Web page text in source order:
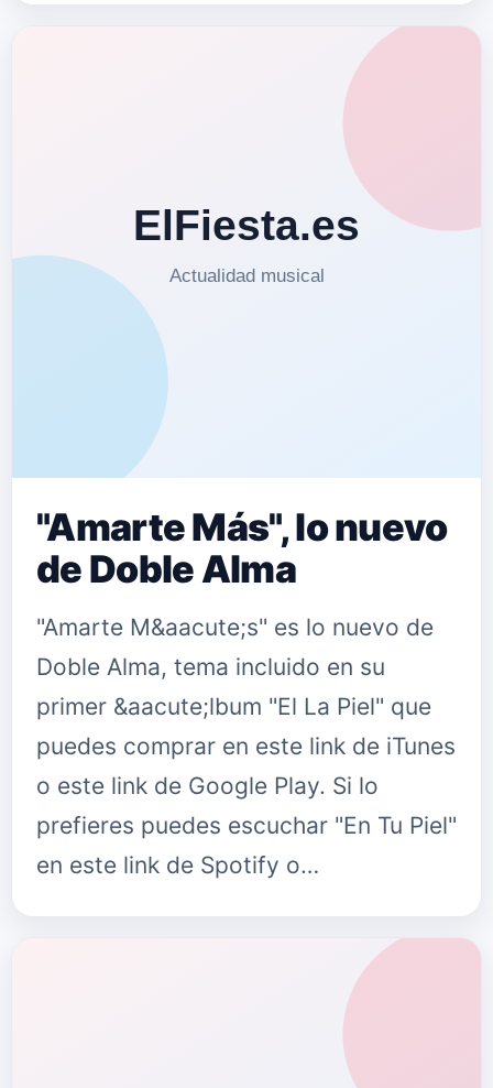
"Amarte Más", lo nuevo
de Doble Alma
"Amarte M&aacute;s" es lo nuevo de
Doble Alma, tema incluido en su
primer &aacute;lbum "El La Piel" que
puedes comprar en este link de iTunes
o este link de Google Play. Si lo
prefieres puedes escuchar "En Tu Piel"
en este link de Spotify o…